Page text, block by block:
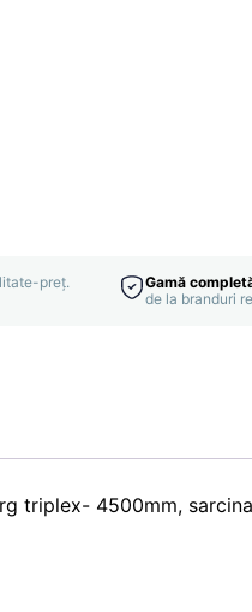
preț. Gamă
de la branduri
triplex- 4500mm,